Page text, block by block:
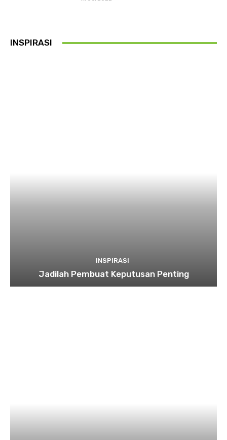
INSPIRASI
INSPIRASI
Jadilah Pembuat Keputusan Penting